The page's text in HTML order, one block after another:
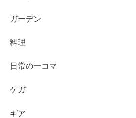
ガーデン
料理
日常の一コマ
ケガ
ギア